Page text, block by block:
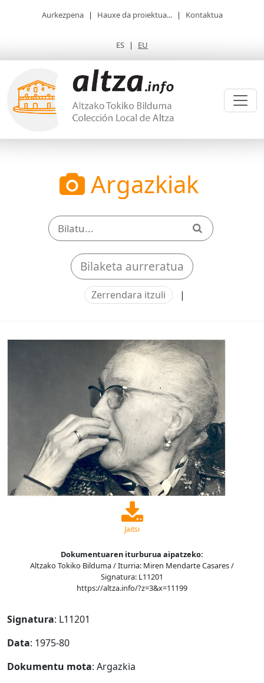
Aurkezpena | Hauxe da proiektua... | Kontaktua
ES | EU
Argazkiak
Bilaketa aurreratua
Zerrendara itzuli |
Jaitsi
Dokumentuaren iturburua aipatzeko:
Altzako Tokiko Bilduma / Iturria: Miren Mendarte Casares /
Signatura: L11201
https://altza.info/?z=3&x=11199
Signatura: L11201
Data: 1975-80
Dokumentu mota: Argazkia